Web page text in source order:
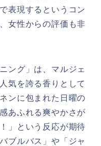
表現するというコン
女性からの評価も非
ング」は、マルジェ
気を誇る香りとして
ンに包まれた日曜の
あふれる爽やかさが
」という反応が期待
ブルバス」や「ジャ